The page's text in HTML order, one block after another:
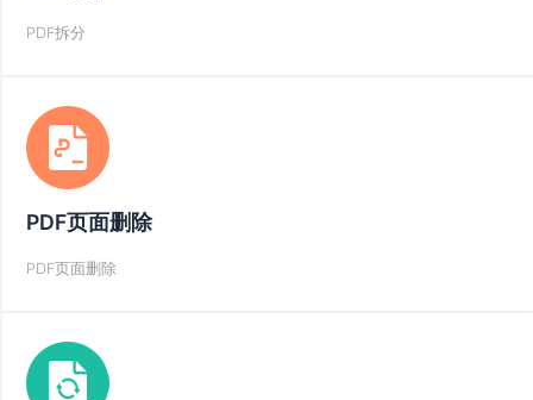
PDF拆分
PDF页面删除
PDF页面删除